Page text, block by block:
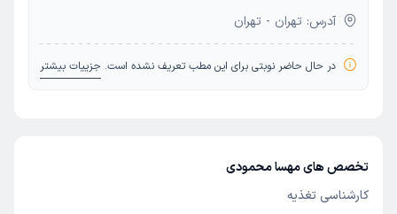
آدرس: تهران - تهران
در حال حاضر نوبتی برای این مطب تعریف نشده است. جزییات بیشتر
تخصص های مهسا محمودی
کارشناسی تغذیه